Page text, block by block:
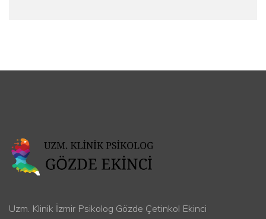
Uzm. Klinik İzmir Psikolog Gözde Çetinkol Ekinci